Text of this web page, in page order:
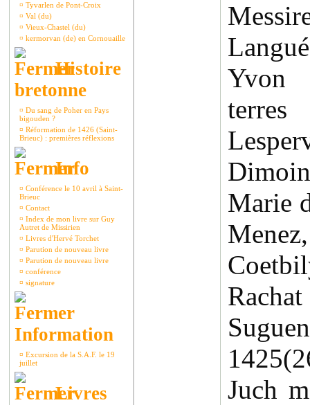
¤ Tyvarlen de Pont-Croix
¤ Val (du)
¤ Vieux-Chastel (du)
¤ kermorvan (de) en Cornouaille
Histoire
bretonne
¤ Du sang de Poher en Pays
bigouden ?
¤ Réformation de 1426 (Saint-
Brieuc) : premières réflexions
Info
¤ Conférence le 10 avril à Saint-
Brieuc
¤ Contact
¤ Index de mon livre sur Guy
Autret de Missirien
¤ Livres d'Hervé Torchet
¤ Parution de nouveau livre
¤ Parution de nouveau livre
¤ conférence
¤ signature
Information
¤ Excursion de la S.A.F. le 19
juillet
Livres
Yvon
Marie
Juch